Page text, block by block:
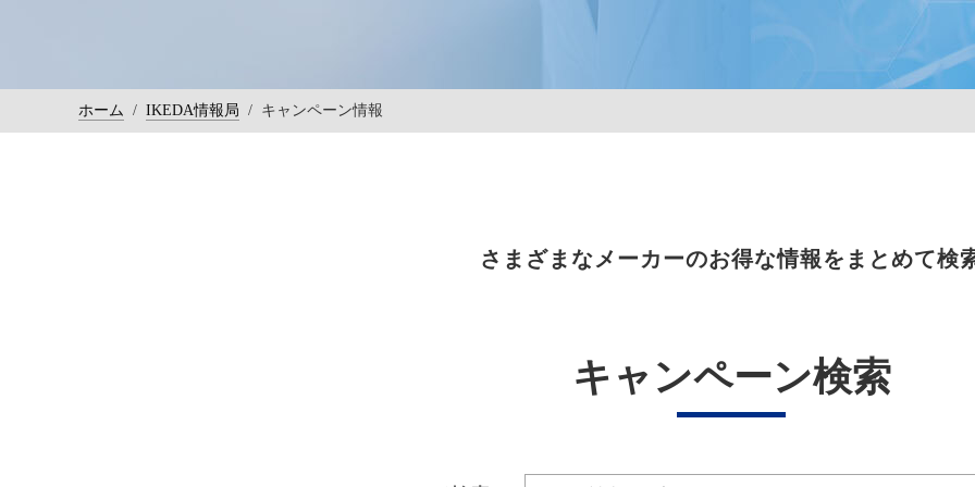
ホーム / IKEDA情報局 / キャンペーン情報
さまざまなメーカーのお得な情報をまとめて検
キャンペーン検索